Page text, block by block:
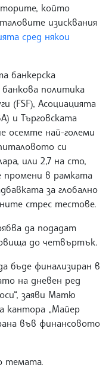
който
изисквания
сред някои
банкерска
политика
(FSF), Асоциацията
и Търговската
осемте най-големи
си
или 2,7 на сто,
промени в рамката
за глобално
стрес тестове.
да подадат
до четвъртък.
бъде финализиран в
на дневен ред
заяви Матю
кантора „Майер
във финансовото
темата.